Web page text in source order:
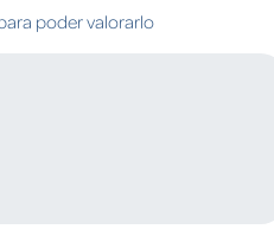
poder valorarlo